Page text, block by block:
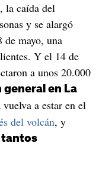
la caída del
y se alargó
mayo, una
Y el 14 de
a unos 20.000
general en La
a estar en el
del volcán, y
tantos